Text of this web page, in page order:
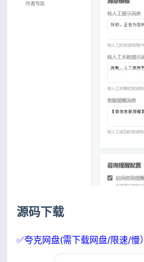
源码下载
✅夸克网盘(需下载网盘/限速/慢）